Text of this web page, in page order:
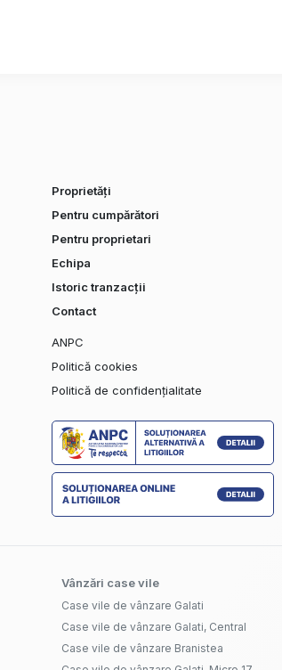
Proprietăți
Pentru cumpărători
Pentru proprietari
Echipa
Istoric tranzacții
Contact
ANPC
Politică cookies
Politică de confidențialitate
Vânzări case vile
Case vile de vânzare Galati
Case vile de vânzare Galati, Central
Case vile de vânzare Branistea